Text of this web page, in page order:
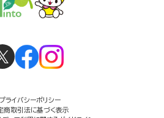
プライバシーポリシー
商取引法に基づく表示